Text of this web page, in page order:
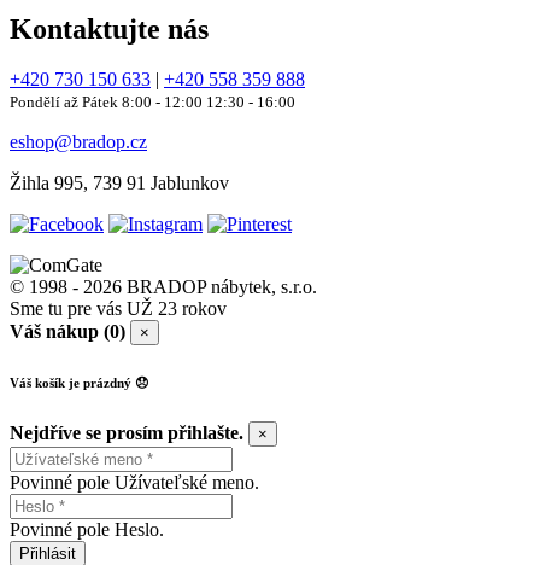
Kontaktujte nás
+420 730 150 633 | +420 558 359 888
Pondělí až Pátek 8:00 - 12:00 12:30 - 16:00
eshop@bradop.cz
Žihla 995, 739 91 Jablunkov
© 1998 - 2026 BRADOP nábytek, s.r.o.
Sme tu pre vás UŽ 23 rokov
Váš nákup (0)
×
Váš košík je prázdný 😞
Nejdříve se prosím přihlašte. ×
Povinné pole Užívateľské meno.
Povinné pole Heslo.
Přihlásit